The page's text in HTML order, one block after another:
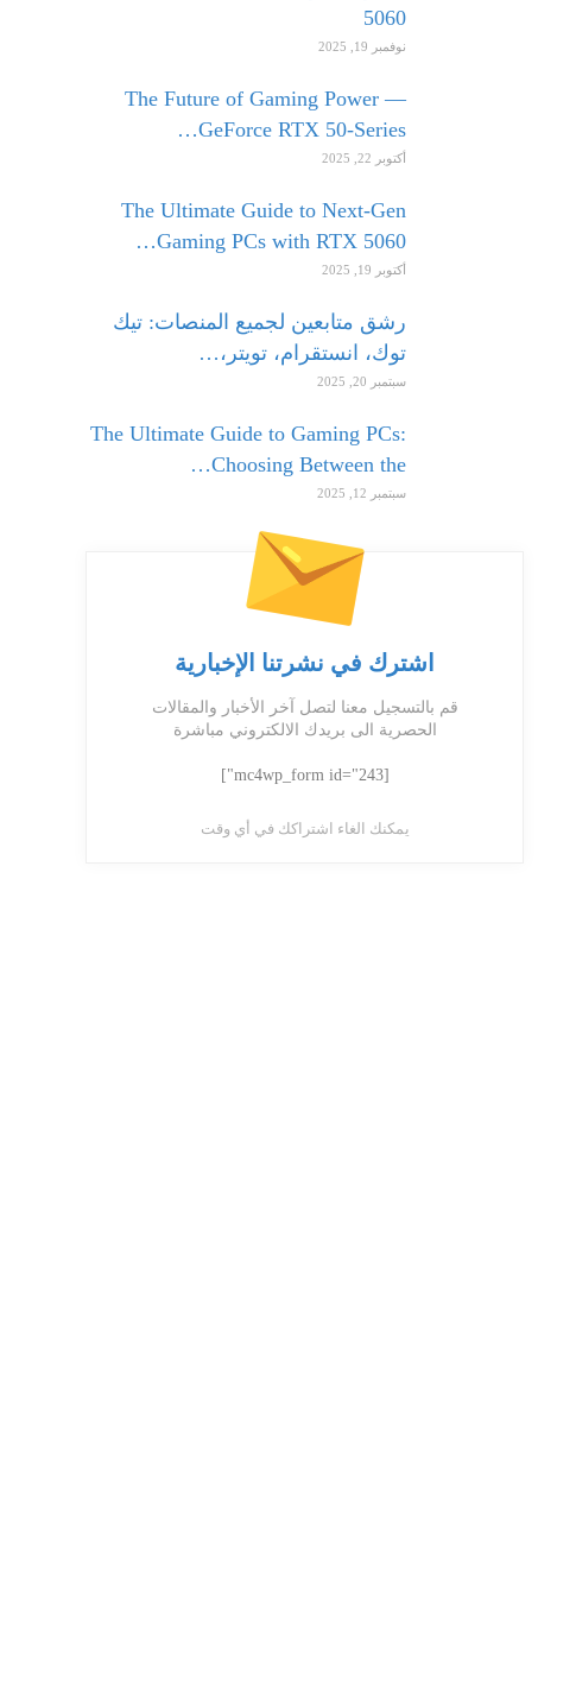
5060
نوفمبر 19, 2025
The Future of Gaming Power —
GeForce RTX 50-Series…
أكتوبر 22, 2025
The Ultimate Guide to Next-Gen
Gaming PCs with RTX 5060…
أكتوبر 19, 2025
رشق متابعين لجميع المنصات: تيك
توك، انستقرام، تويتر،…
سبتمبر 20, 2025
The Ultimate Guide to Gaming PCs:
Choosing Between the…
سبتمبر 12, 2025
اشترك في نشرتنا الإخبارية
قم بالتسجيل معنا لتصل آخر الأخبار والمقالات
الحصرية الى بريدك الالكتروني مباشرة
[mc4wp_form id="243"]
يمكنك الغاء اشتراكك في أي وقت